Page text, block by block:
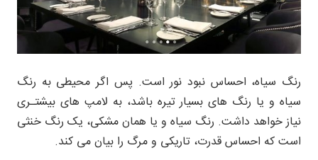
رنگ سیاه، احساس نبود نور است. پس اگر محیطی به رنگ
سیاه و یا رنگ های بسیار تیره باشد، به لامپ های بیشتـری
نیاز خواهد داشت. رنگ سیاه و یا همان مشکی، یک رنگ خنثی
است که احساس قدرت، تاریکی و مرگ را بیان می کند.